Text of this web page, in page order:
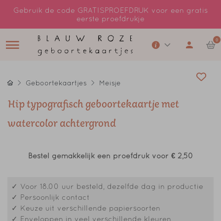
Gebruik de code GRATISPROEFDRUK voor een gratis
eerste proefdrukje
0
Geboortekaartjes Meisje
Hip typografisch geboortekaartje met
watercolor achtergrond
Bestel gemakkelijk een proefdruk voor € 2,50
✓ Voor 18.00 uur besteld, dezelfde dag in productie
✓ Persoonlijk contact
✓ Keuze uit verschillende papiersoorten
✓ Enveloppen in veel verschillende kleuren